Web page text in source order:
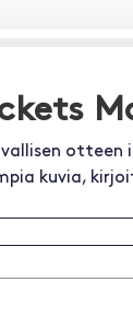
otteen
kuvia,